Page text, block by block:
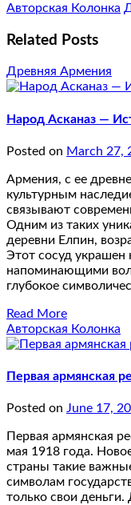
Авторская Колонка
Related Posts
Древняя Армения
Народ Асканаз —
Posted on March 27,
Армения, с ее
культурным
связывают
Одним из таких
деревни Елпин,
Этот сосуд украшен
напоминающими
глубокое
Read More
Авторская Колонка
Первая армянская
Posted on June 17,
Первая армянская
мая 1918 года.
страны такие
символам
только свои